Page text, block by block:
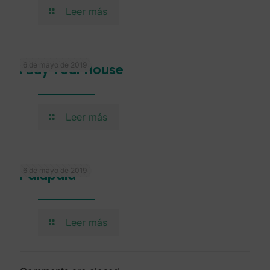
Leer más
6 de mayo de 2019
I Buy Your House
Leer más
6 de mayo de 2019
Palapala
Leer más